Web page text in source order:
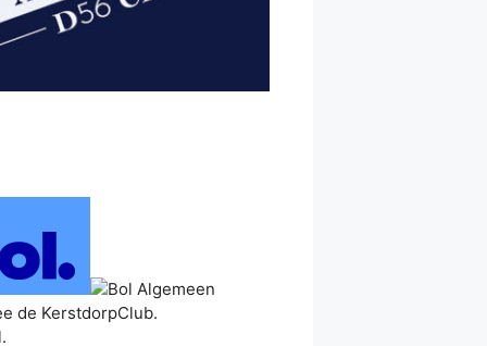
de KerstdorpClub.